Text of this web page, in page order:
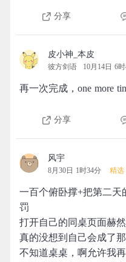
分享
皮小神_本皮
彼方剑语 10月14日 6
再一次完成，one more
分享
风宇
8月30日 1时34分 精选
一百个俯卧撑+把第二天
罚
打开自己的同桌页面赫
真的没想到自己会成了
不知道桌桌，啊允许我